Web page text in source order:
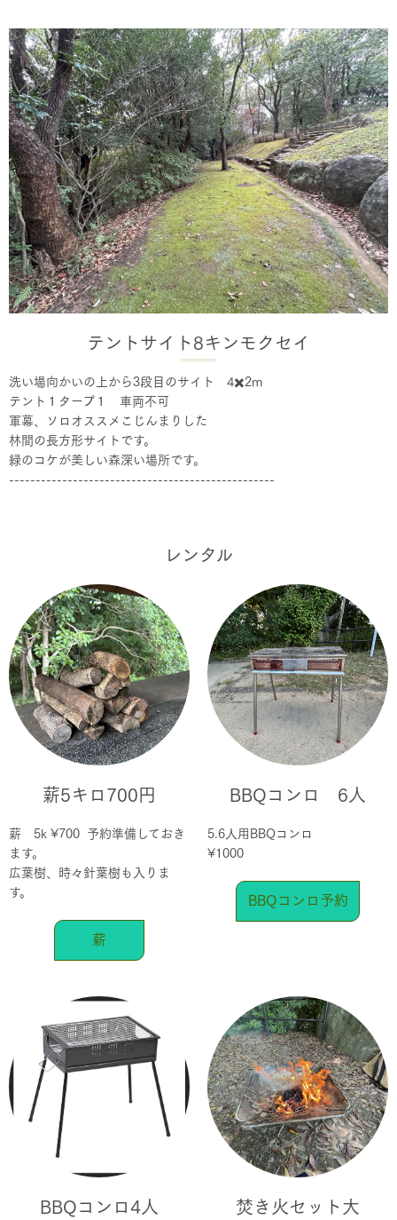
テントサイト8キンモクセイ
洗い場向かいの上から3段目のサイト 4✖️2m
テント１タープ１ 車両不可
軍幕、ソロオススメこじんまりした
林間の長方形サイトです。
緑のコケが美しい森深い場所です。
--------------------------------------------------
レンタル
薪5キロ700円
薪 5k ¥700 予約準備しておき
ます。
広葉樹、時々針葉樹も入りま
す。
薪
BBQコンロ 6人
5.6人用BBQコンロ
¥1000
BBQコンロ予約
BBQコンロ4人
焚き火セット大